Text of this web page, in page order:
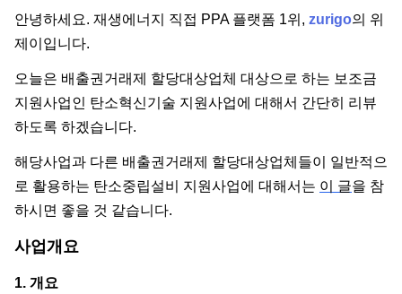
안녕하세요. 재생에너지 직접 PPA 플랫폼 1위, zurigo의 위
제이입니다.
오늘은 배출권거래제 할당대상업체 대상으로 하는 보조금
지원사업인 탄소혁신기술 지원사업에 대해서 간단히 리뷰
하도록 하겠습니다.
해당사업과 다른 배출권거래제 할당대상업체들이 일반적으
로 활용하는 탄소중립설비 지원사업에 대해서는 이 글을 참
하시면 좋을 것 같습니다.
사업개요
1. 개요